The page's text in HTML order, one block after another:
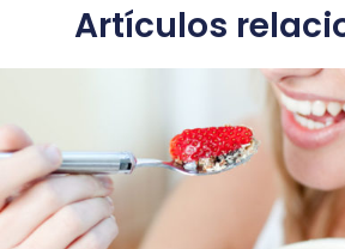
Artículos